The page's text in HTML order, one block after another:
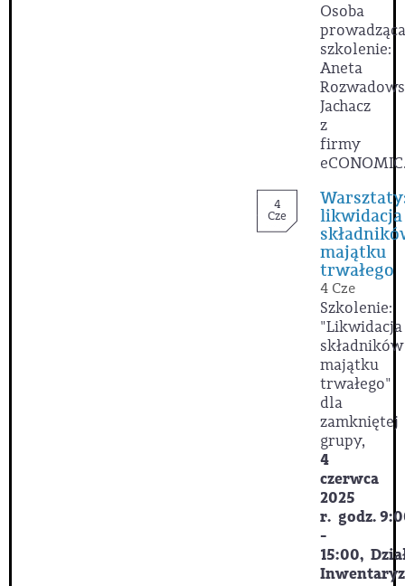
Osoba
prowadząca
szkolenie:
Aneta
Jachacz
z
firmy
4
Cze likwidacja
majątku
trwałego
4 Cze
Szkolenie:
"Likwidacja
składników
majątku
trwałego"
dla
zamkniętej
grupy,
4
czerwca
2025
r. godz.
-
15:00,